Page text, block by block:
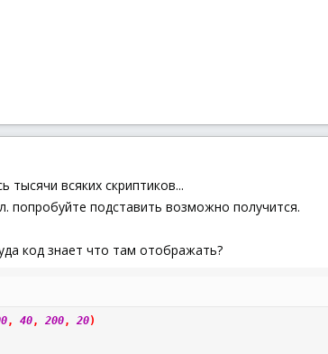
тысячи всяких скриптиков...
попробуйте подставить возможно получится.
код знает что там отображать?
, 40, 200, 20)